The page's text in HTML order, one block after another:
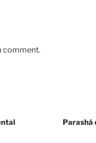
comment.
Parashá